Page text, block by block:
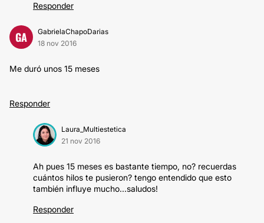
Responder
GA
GabrielaChapoDarias
18 nov 2016
Me duró unos 15 meses
Responder
Laura_Multiestetica
21 nov 2016
Ah pues 15 meses es bastante tiempo, no? recuerdas
cuántos hilos te pusieron? tengo entendido que esto
también influye mucho...saludos!
Responder